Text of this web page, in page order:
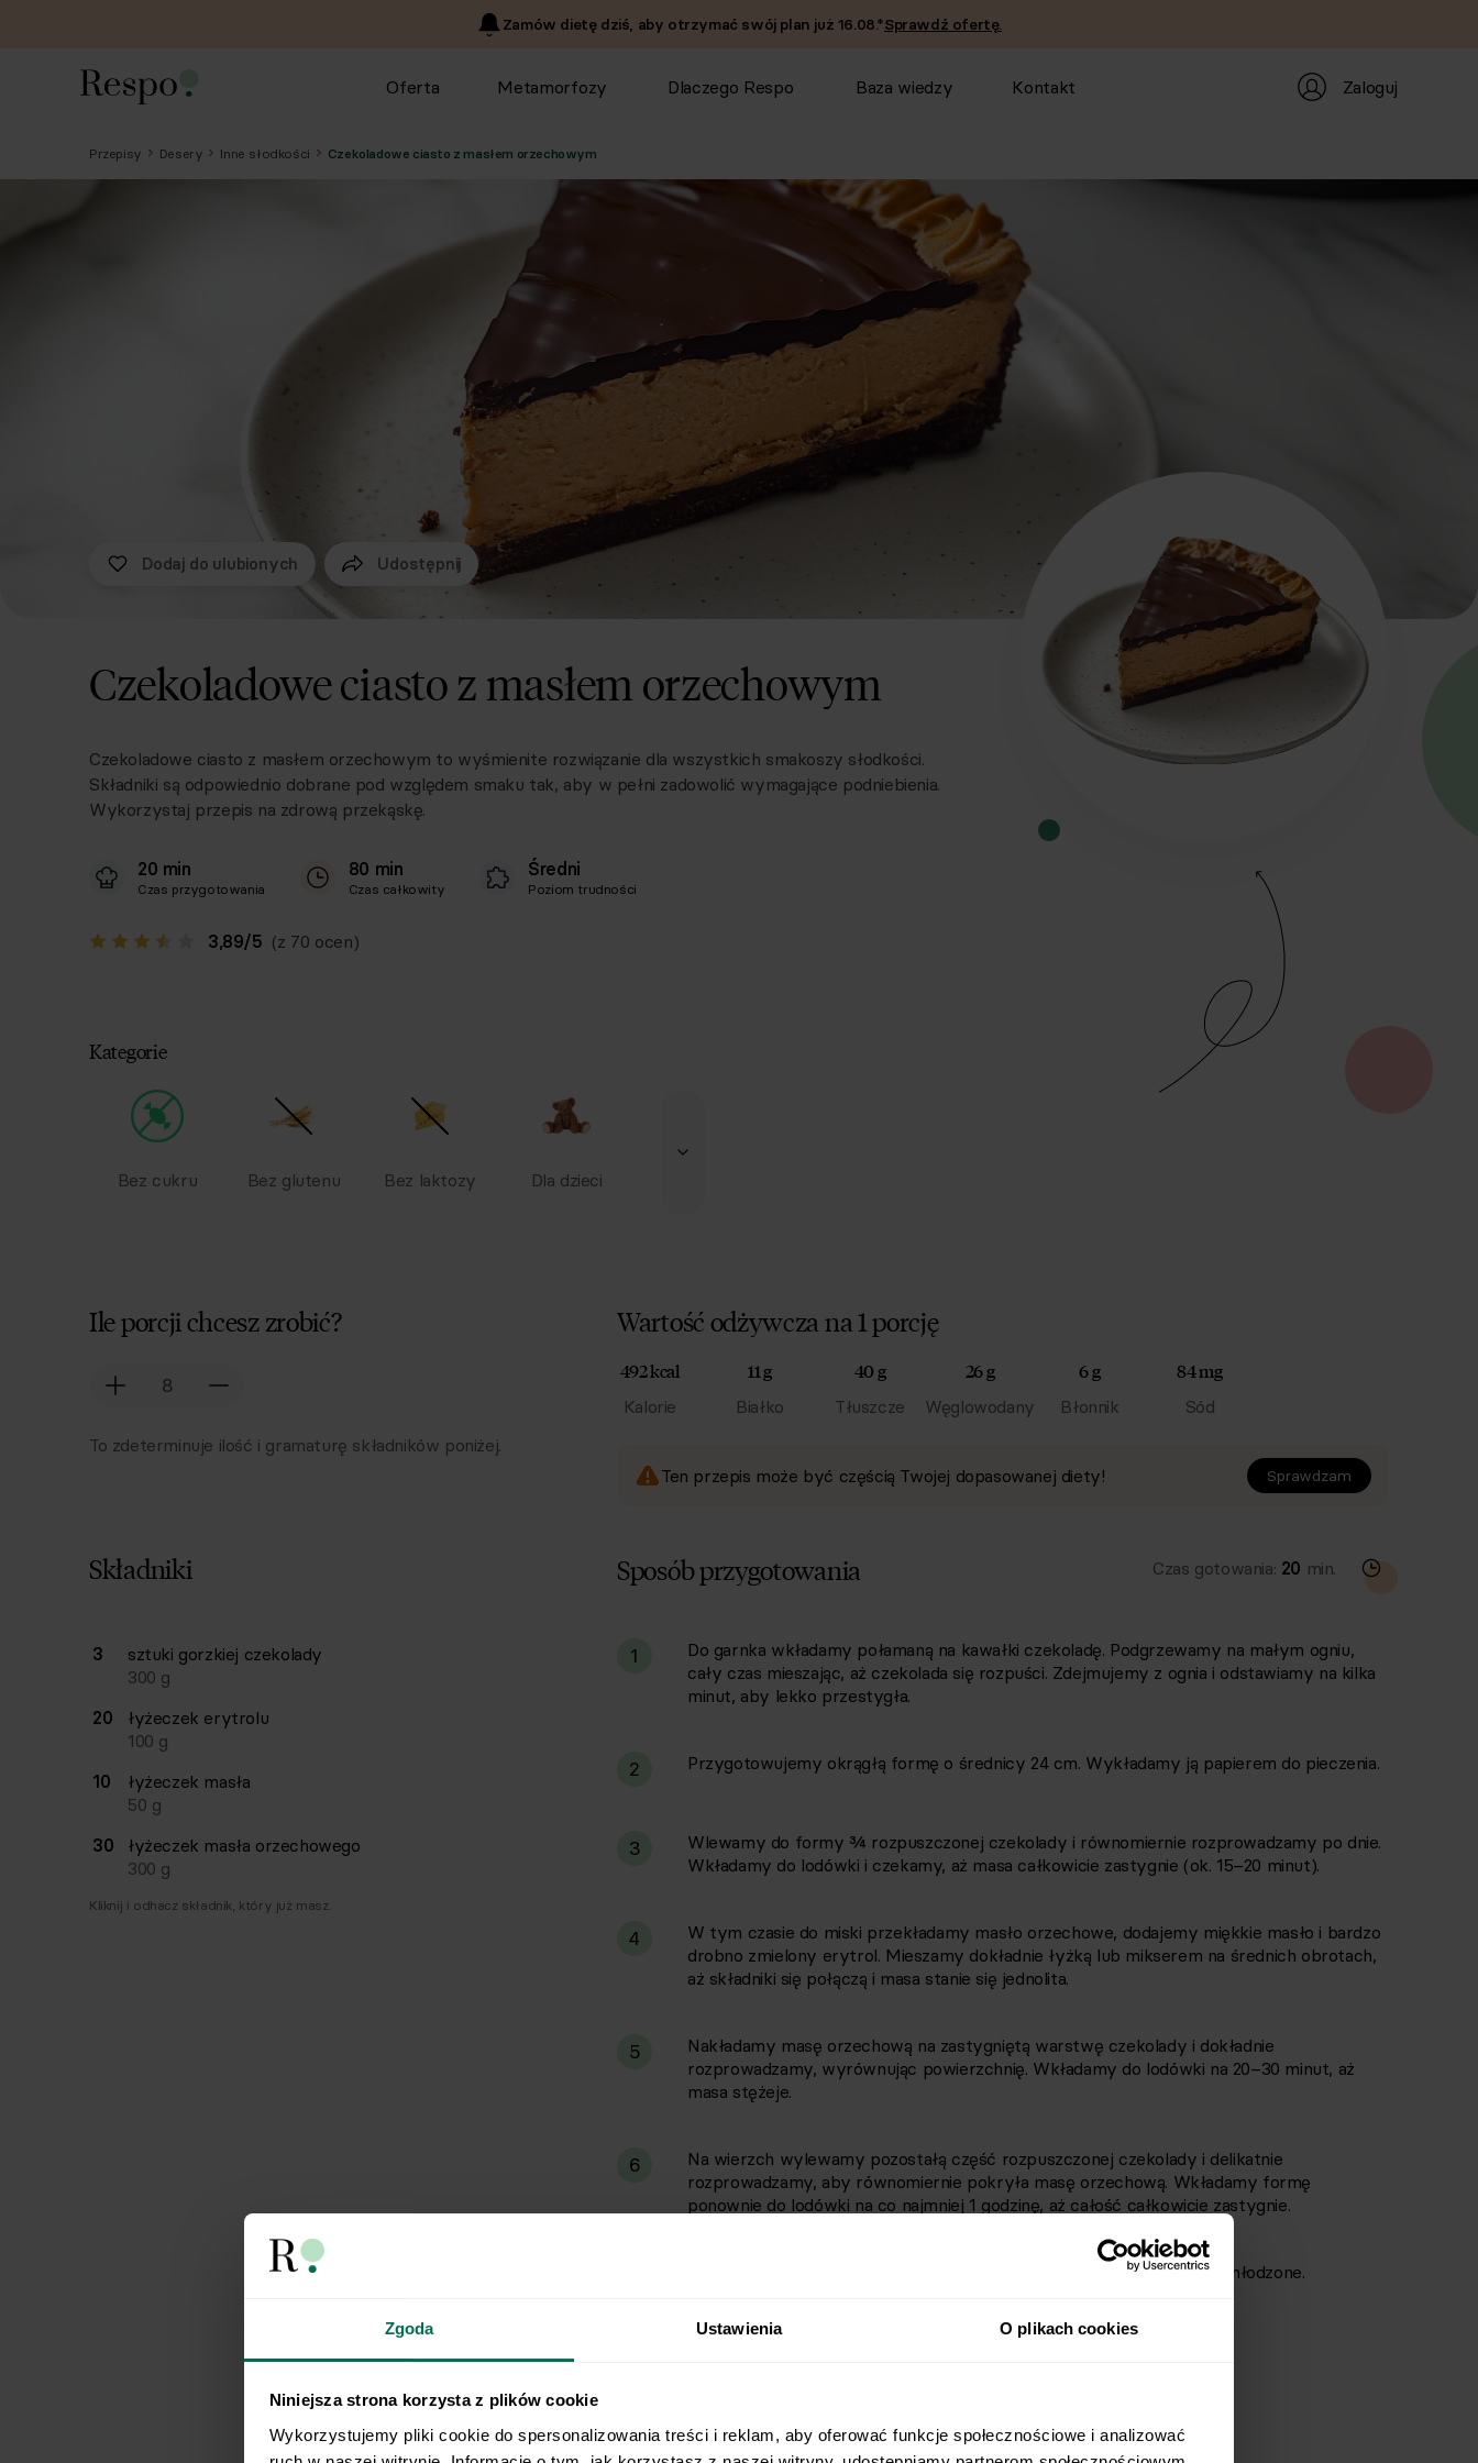
Zgoda Ustawienia O plikach cookies
Niniejsza strona korzysta z plików cookie
Wykorzystujemy pliki cookie do spersonalizowania treści i reklam, aby oferować funkcje społecznościowe i analizować
Zamów dietę dziś, aby otrzymać swój plan już 16.08.*Sprawdź ofertę.
Oferta Metamorfozy Dlaczego Respo Baza wiedzy Kontakt Zaloguj
Przepisy Desery Inne słodkości Czekoladowe ciasto z masłem orzechowym
Dodaj do ulubionych Udostępnij
Czekoladowe ciasto z masłem orzechowym
Czekoladowe ciasto z masłem orzechowym to wyśmienite rozwiązanie dla wszystkich smakoszy słodkości.
Składniki są odpowiednio dobrane pod względem smaku tak, aby w pełni zadowolić wymagające podniebienia.
Wykorzystaj przepis na zdrową przekąskę.
20 min
Czas przygotowania
80 min
Czas całkowity
Średni
Poziom trudności
3,89/5 (z 70 ocen)
Kategorie
Bez cukru Bez glutenu Bez laktozy Dla dzieci
Ile porcji chcesz zrobić?
To zdeterminuje ilość i gramaturę składników poniżej.
Wartość odżywcza na 1 porcję
492 kcal
Kalorie
11 g
Białko
40 g
Tłuszcze
26 g
Węglowodany
6 g
Błonnik
84 mg
Sód
Ten przepis może być częścią Twojej dopasowanej diety! Sprawdzam
Składniki
Lista składników przepisu z ilościami i wagami
Ilość Składnik
3 sztuki gorzkiej czekolady
300 g
20
łyżeczek erytrolu
100 g
10
łyżeczek masła
50 g
30
łyżeczek masła orzechowego
300 g
Kliknij i odhacz składnik, który już masz.
Sposób przygotowania Czas gotowania: 20 min.
1
Do garnka wkładamy połamaną na kawałki czekoladę. Podgrzewamy na małym ogniu,
cały czas mieszając, aż czekolada się rozpuści. Zdejmujemy z ognia i odstawiamy na kilka
minut, aby lekko przestygła.
2 Przygotowujemy okrągłą formę o średnicy 24 cm. Wykładamy ją papierem do pieczenia.
3
Wlewamy do formy ¾ rozpuszczonej czekolady i równomiernie rozprowadzamy po dnie.
Wkładamy do lodówki i czekamy, aż masa całkowicie zastygnie (ok. 15–20 minut).
4
W tym czasie do miski przekładamy masło orzechowe, dodajemy miękkie masło i bardzo
drobno zmielony erytrol. Mieszamy dokładnie łyżką lub mikserem na średnich obrotach,
aż składniki się połączą i masa stanie się jednolita.
5
Nakładamy masę orzechową na zastygniętą warstwę czekolady i dokładnie
rozprowadzamy, wyrównując powierzchnię. Wkładamy do lodówki na 20–30 minut, aż
masa stężeje.
6
Na wierzch wylewamy pozostałą część rozpuszczonej czekolady i delikatnie
rozprowadzamy, aby równomiernie pokryła masę orzechową. Wkładamy formę
ponownie do lodówki na co najmniej 1 godzinę, aż całość całkowicie zastygnie.
Po schłodzeniu kroimy ostrym nożem na kawałki. Ciasto podajemy schłodzone.
Ciasto z masłem czekoladowym również na diecie